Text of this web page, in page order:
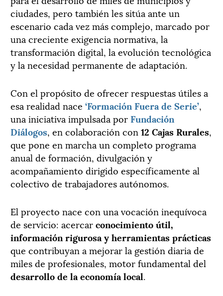
ciudades, pero también les sitúa ante un
escenario cada vez más complejo, marcado por
una creciente exigencia normativa, la
transformación digital, la evolución tecnológica
y la necesidad permanente de adaptación.
Con el propósito de ofrecer respuestas útiles a
esa realidad nace ‘Formación Fuera de Serie’,
una iniciativa impulsada por Fundación
Diálogos, en colaboración con 12 Cajas Rurales,
que pone en marcha un completo programa
anual de formación, divulgación y
acompañamiento dirigido específicamente al
colectivo de trabajadores autónomos.
El proyecto nace con una vocación inequívoca
de servicio: acercarconocimiento útil,
información rigurosa y herramientas prácticas
que contribuyan a mejorar la gestión diaria de
miles de profesionales, motor fundamental del
desarrollo de la economía local.